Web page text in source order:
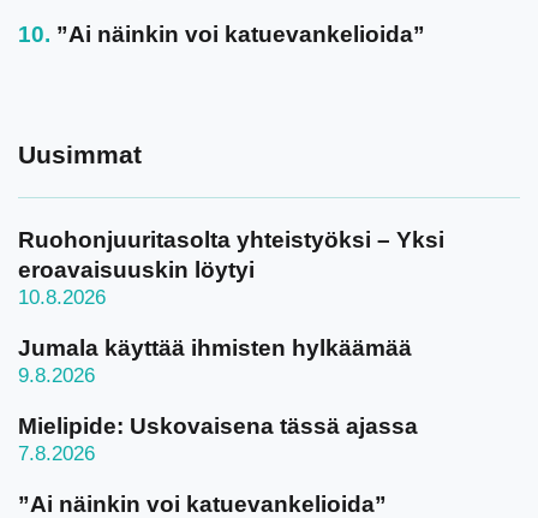
”Ai näinkin voi katuevankelioida”
Uusimmat
Ruohonjuuritasolta yhteistyöksi – Yksi
eroavaisuuskin löytyi
10.8.2026
Jumala käyttää ihmisten hylkäämää
9.8.2026
Mielipide: Uskovaisena tässä ajassa
7.8.2026
”Ai näinkin voi katuevankelioida”